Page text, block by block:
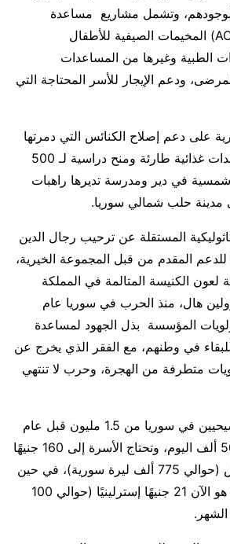
لوجودهم، وتشمل مشاريع مساعدة
الكنيسة المحتاجة (ACN) المخيمات الصيفية للأطفال
الطبية وغيرها من المساعدات
ودعم الإيجار للأسر المحتاجة التي
على دعم إصلاح الكنائس التي دمرتها
الحرائق وتقديم مساعدات غذائية طارئة ومنح دراسية لـ 500
في دير ومدرسة تديرها راهبات
مدينة حلب شمالي سوريا.
المستقلة عن ترحيب رجال الدين
المقدم من قبل المجموعة الخيرية،
لعون الكنيسة المتالمة في المملكة
هال، منذ الحرب في سوريا عام
أولويات المؤسسة بذل الجهود لمساعدة
في وطنهم، مع الفقر الذي يخرج عن
متطرفة من الهجرة، وحرب لا تنتهي
وقد انخفض عدد المسيحيين في سوريا من 1.5 مليون قبل عام
2011 إلى أقل من 500 ألف اليوم، وتحتاج الأسرة إلى 160 جنيهًا
إسترلينيًا شهريًا للعيش (حوالي 775 ألف ليرة سورية)، في حين
أن الحد الأدنى للراتب هو الآن 21 جنيهًا إسترلينيًا (حوالي 100